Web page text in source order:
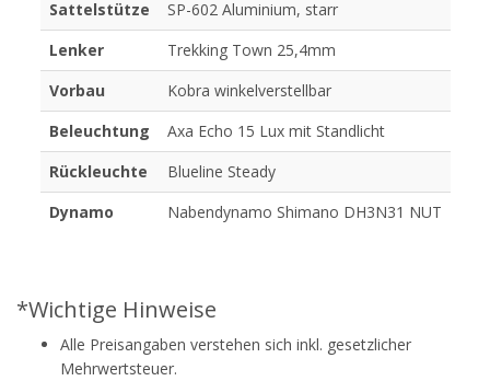
Sattelstütze
SP-602 Aluminium, starr
Lenker
Trekking Town 25,4mm
Vorbau
Kobra winkelverstellbar
Beleuchtung
Axa Echo 15 Lux mit Standlicht
Rückleuchte
Blueline Steady
Dynamo
Nabendynamo Shimano DH3N31 NUT
*Wichtige Hinweise
Alle Preisangaben verstehen sich inkl. gesetzlicher
Mehrwertsteuer.